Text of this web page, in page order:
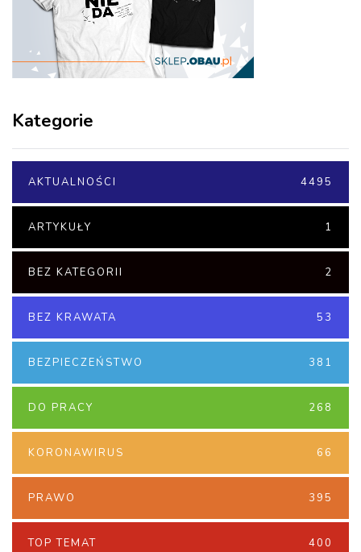
Kategorie
AKTUALNOŚCI 4495
ARTYKUŁY 1
BEZ KATEGORII 2
BEZ KRAWATA 53
BEZPIECZEŃSTWO 381
DO PRACY 268
KORONAWIRUS 66
PRAWO 395
TOP TEMAT 400